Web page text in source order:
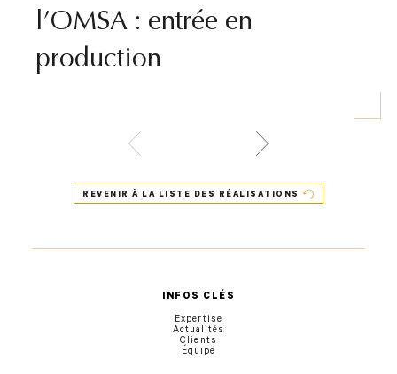
l’OMSA : entrée en
production
REVENIR À LA LISTE DES RÉALISATIONS
INFOS CLÉS
Expertise
Actualités
Clients
Équipe